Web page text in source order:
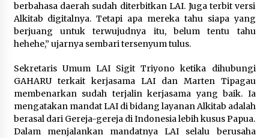
berbahasa daerah sudah diterbitkan LAI. Juga terbit versi
Alkitab digitalnya. Tetapi apa mereka tahu siapa yang
berjuang untuk terwujudnya itu, belum tentu tahu
hehehe,” ujarnya sembari tersenyum tulus.
Sekretaris Umum LAI Sigit Triyono ketika dihubungi
GAHARU terkait kerjasama LAI dan Marten Tipagau
membenarkan sudah terjalin kerjasama yang baik. Ia
mengatakan mandat LAI di bidang layanan Alkitab adalah
berasal dari Gereja-gereja di Indonesia lebih kusus Papua.
Dalam menjalankan mandatnya LAI selalu berusaha